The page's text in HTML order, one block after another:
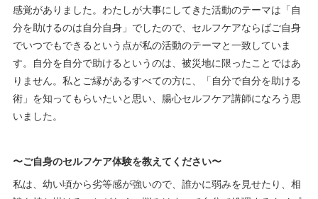
感覚がありました。わたしが大事にしてきた活動のテーマは「自
分を助けるのは自分自身」でしたので、セルフケアならばご自身
でいつでもできるという点が私の活動のテーマと一致していま
す。自分を自分で助けるというのは、被災地に限ったことではあ
りません。私とご縁があるすべての方に、「自分で自分を助ける
術」を知ってもらいたいと思い、腸心セルフケア講師になろう思
いました。
〜ご自身のセルフケア体験を教えてください〜
私は、幼い頃から劣等感が強いので、誰かに弱みを見せたり、相